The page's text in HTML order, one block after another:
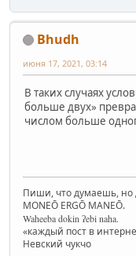
Bhudh
июня 17, 2021, 03:14
В таких случаях
больше двух»
числом больше
Пиши, что думаешь,
MONEŌ ERGŌ MANEŌ.
Waheeba dokin ʔebi naha.
«каждый пост в
Невский чукчо